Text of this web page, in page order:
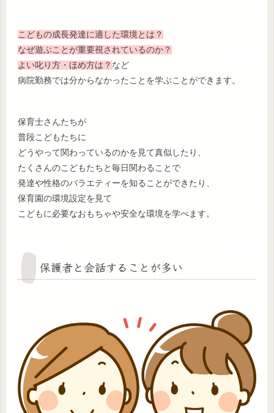
こどもの成長発達に適した環境とは？
なぜ遊ぶことが重要視されているのか？
よい叱り方・ほめ方は？ など
病院勤務では分からなかったことを学ぶことができます。
保育士さんたちが
普段こどもたちに
どうやって関わっているのかを見て真似したり、
たくさんのこどもたちと毎日関わることで
発達や性格のバラエティーを知ることができたり、
保育園の環境設定を見て
こどもに必要なおもちゃや安全な環境を学べます。
保護者と会話することが多い